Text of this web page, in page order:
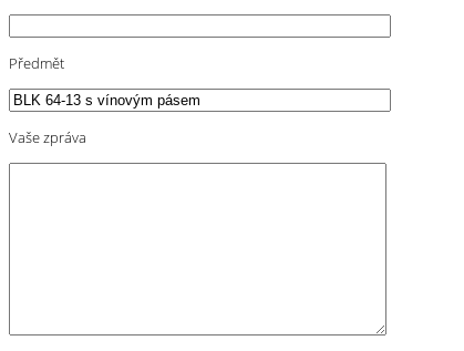
Předmět
Vaše zpráva